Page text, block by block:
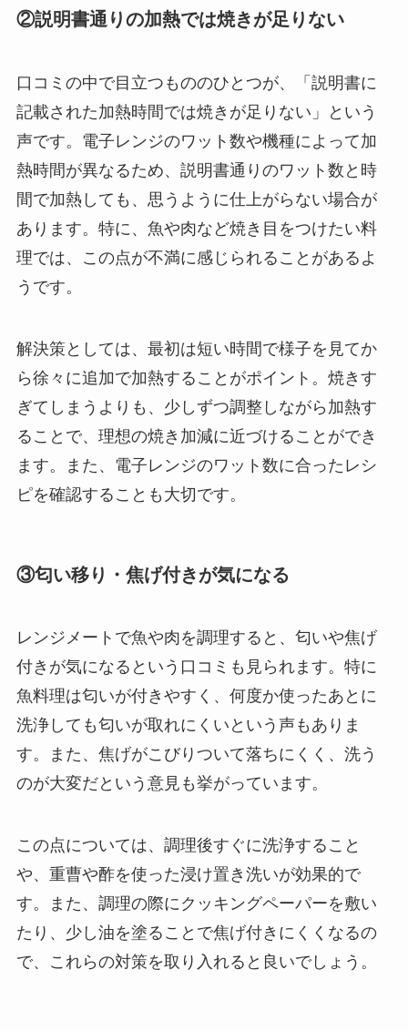
②説明書通りの加熱では焼きが足りない
口コミの中で目立つもののひとつが、「説明書に
記載された加熱時間では焼きが足りない」という
声です。電子レンジのワット数や機種によって加
熱時間が異なるため、説明書通りのワット数と時
間で加熱しても、思うように仕上がらない場合が
あります。特に、魚や肉など焼き目をつけたい料
理では、この点が不満に感じられることがあるよ
うです。
解決策としては、最初は短い時間で様子を見てか
ら徐々に追加で加熱することがポイント。焼きす
ぎてしまうよりも、少しずつ調整しながら加熱す
ることで、理想の焼き加減に近づけることができ
ます。また、電子レンジのワット数に合ったレシ
ピを確認することも大切です。
③匂い移り・焦げ付きが気になる
レンジメートで魚や肉を調理すると、匂いや焦げ
付きが気になるという口コミも見られます。特に
魚料理は匂いが付きやすく、何度か使ったあとに
洗浄しても匂いが取れにくいという声もありま
す。また、焦げがこびりついて落ちにくく、洗う
のが大変だという意見も挙がっています。
この点については、調理後すぐに洗浄すること
や、重曹や酢を使った浸け置き洗いが効果的で
す。また、調理の際にクッキングペーパーを敷い
たり、少し油を塗ることで焦げ付きにくくなるの
で、これらの対策を取り入れると良いでしょう。